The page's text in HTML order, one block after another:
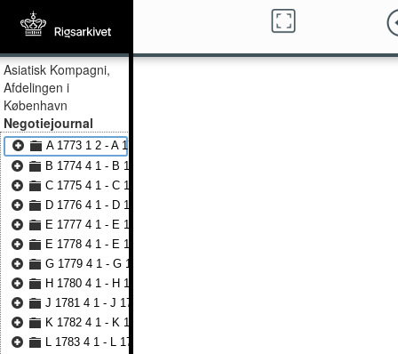
Asiatisk Kompagni,
Afdelingen i
København
Negotiejournal
A 1773 1 2 - A 1774 3 31
B 1774 4 1 - B 1775 3 31
C 1775 4 1 - C 1776 3 31
D 1776 4 1 - D 1777 3 31
E 1777 4 1 - E 1778 3 31
E 1778 4 1 - E 1779 3 31
G 1779 4 1 - G 1780 3 31
H 1780 4 1 - H 1781 3 31
J 1781 4 1 - J 1782 3 31
K 1782 4 1 - K 1783 3 31
L 1783 4 1 - L 1784 3 31